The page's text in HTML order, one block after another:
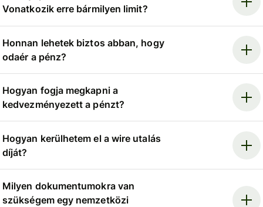
Vonatkozik erre bármilyen limit?
Honnan lehetek biztos abban, hogy
odaér a pénz?
Hogyan fogja megkapni a
kedvezményezett a pénzt?
Hogyan kerülhetem el a wire utalás
díját?
Milyen dokumentumokra van
szükségem egy nemzetközi